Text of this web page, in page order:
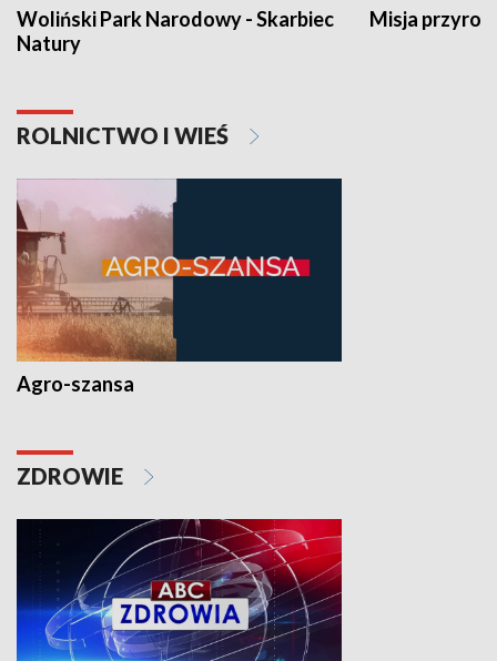
Woliński Park Narodowy - Skarbiec
Natury
Misja
ROLNICTWO I WIEŚ
Agro-szansa
ZDROWIE